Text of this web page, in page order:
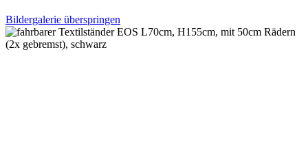
Bildergalerie überspringen